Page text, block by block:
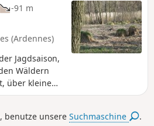
-91 m
(Ardennes)
Jagdsaison,
Wäldern
über kleine
de
besondere
benutze unsereSuchmaschine .